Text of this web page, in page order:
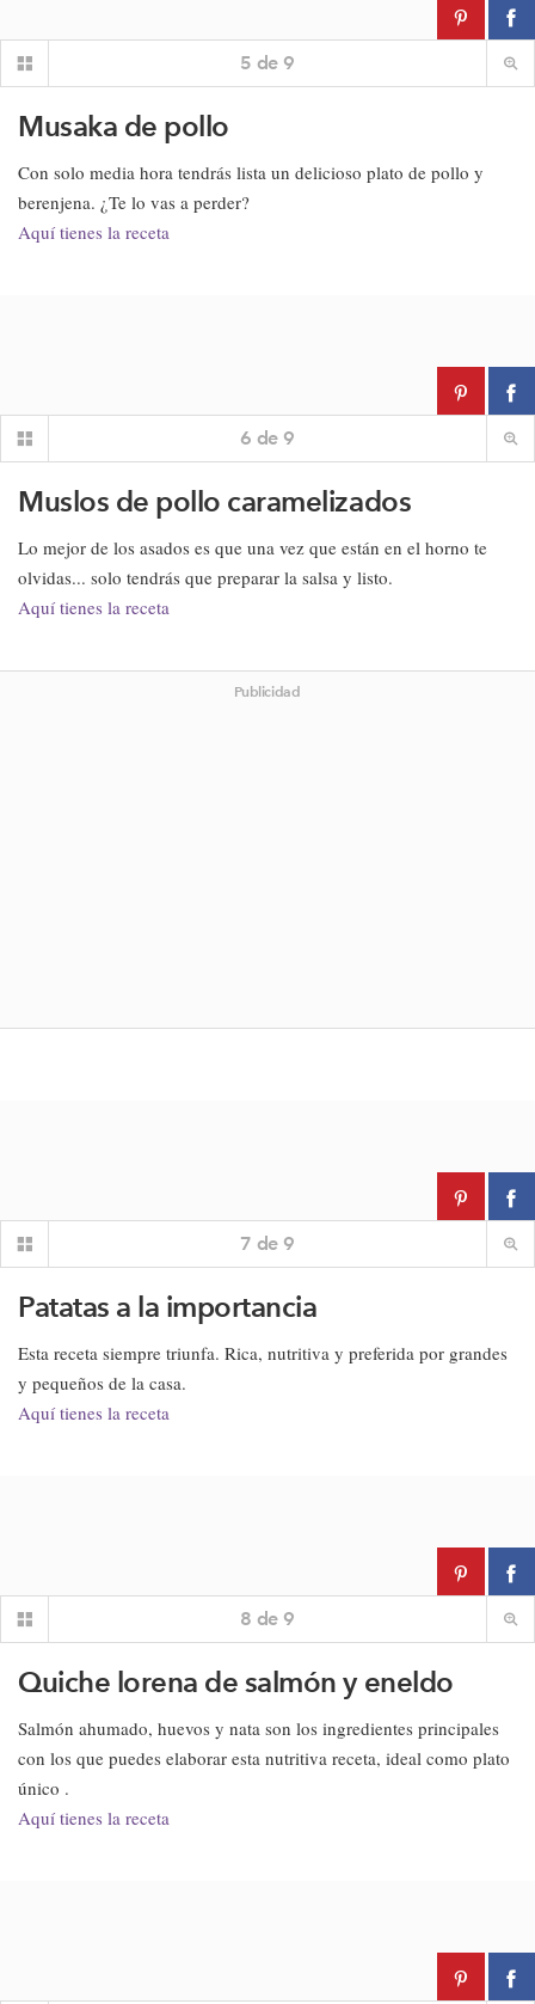
5 de 9
Musaka de pollo
Con solo media hora tendrás lista un delicioso plato de pollo y
berenjena. ¿Te lo vas a perder?
Aquí tienes la receta
6 de 9
Muslos de pollo caramelizados
Lo mejor de los asados es que una vez que están en el horno te
olvidas... solo tendrás que preparar la salsa y listo.
Aquí tienes la receta
Publicidad
7 de 9
Patatas a la importancia
Esta receta siempre triunfa. Rica, nutritiva y preferida por grandes
y pequeños de la casa.
Aquí tienes la receta
8 de 9
Quiche lorena de salmón y eneldo
Salmón ahumado, huevos y nata son los ingredientes principales
con los que puedes elaborar esta nutritiva receta, ideal como plato
único .
Aquí tienes la receta